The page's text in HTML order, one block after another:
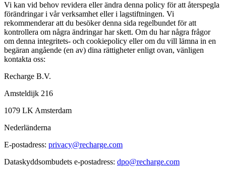
Vi kan vid behov revidera eller ändra denna policy för att återspegla
förändringar i vår verksamhet eller i lagstiftningen. Vi
rekommenderar att du besöker denna sida regelbundet för att
kontrollera om några ändringar har skett. Om du har några frågor
om denna integritets- och cookiepolicy eller om du vill lämna in en
begäran angående (en av) dina rättigheter enligt ovan, vänligen
kontakta oss:
Recharge B.V.
Amsteldijk 216
1079 LK Amsterdam
Nederländerna
E-postadress: privacy@recharge.com
Dataskyddsombudets e-postadress: dpo@recharge.com